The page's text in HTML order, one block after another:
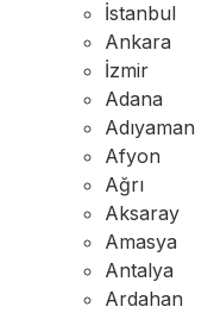
İstanbul
Ankara
İzmir
Adana
Adıyaman
Afyon
Ağrı
Aksaray
Amasya
Antalya
Ardahan